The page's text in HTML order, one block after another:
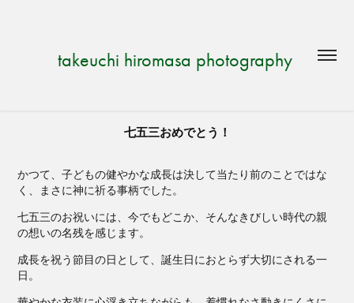
takeuchi hiromasa photography
七五三おめでとう！
かつて、子どもの健やかな成長は決して当たり前のことではな
く、まさに神に祈る事柄でした。
七五三のお祝いには、今でもどこか、そんなきびしい時代の親
の想いの名残を感じます。
成長を祝う節目の日として、誕生日におとらず大切にされる一
日。